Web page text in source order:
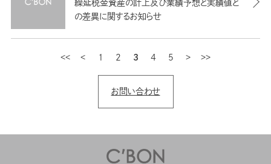
繰延税金資産の計上及び業績予想と実績値と
の差異に関するお知らせ
最初 前
1 2 3 4 5
お問い合わせ